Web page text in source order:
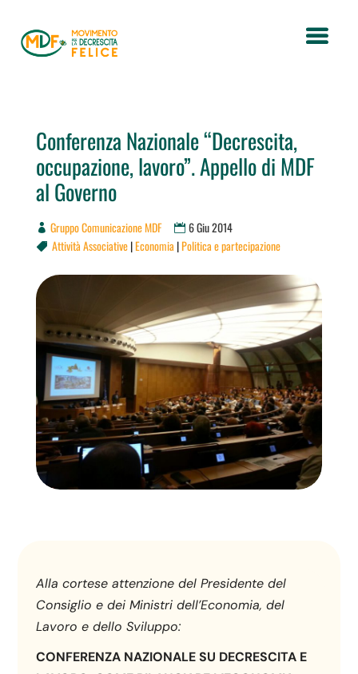
Conferenza Nazionale “Decrescita,
occupazione, lavoro”. Appello di MDF
al Governo
Gruppo Comunicazione MDF 6 Giu 2014
 Attività Associative|Economia |Politica e partecipazione
Alla cortese attenzione del Presidente del
Consiglio e dei Ministri dell’Economia, del
Lavoro e dello Sviluppo:
CONFERENZA NAZIONALE SU DECRESCITA E